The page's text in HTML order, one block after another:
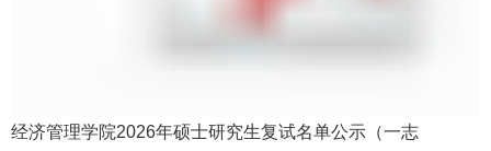
经济管理学院2026年硕士研究生复试名单公示（一志